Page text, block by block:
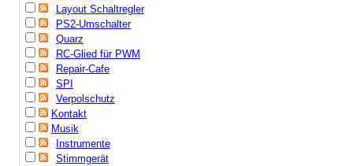
Layout Schaltregler
PS2-Umschalter
Quarz
RC-Glied für PWM
Repair-Cafe
SPI
Verpolschutz
Kontakt
Musik
Instrumente
Stimmgerät